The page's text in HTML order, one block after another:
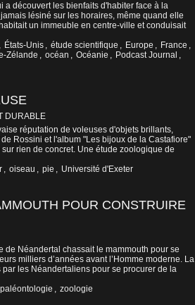
a découvert les bienfaits d'habiter face à la
lésiné sur les horaires, même quand elle
un immeuble en centre-ville et conduisait
, États-Unis , étude scientifique , Europe , France ,
Zélande , océan , Océanie , Podcast Journal ,
DURABLE
réputation de voleuses d'objets brillants,
Rossini et l'album "Les bijoux de la Castafiore"
rien de concret. Une étude zoologique de
, oiseau , pie , Université d'Exeter
POUR CONSTRUIRE
de Néandertal chassait le mammouth pour se
milliers d’années avant l’Homme moderne. La
les Néandertaliens pour se procurer de la
paléontologie , zoologie